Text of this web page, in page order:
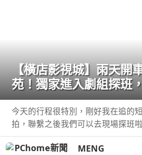
【橫店影視城】雨天開
苑！獨家進入劇組探班
主定妝現場！哪哪麻
今天的行程很特別，剛好我在追的
拍，聯繫之後我們可以去現場探班
看，螢幕上的霸總私底下是 ...
MENG